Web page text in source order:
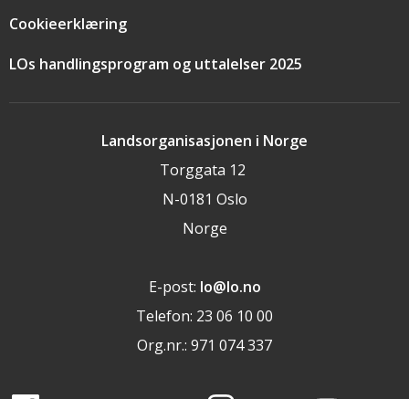
Landsorganisasjonen i Norge
Torggata 12
N-0181 Oslo
Norge
E-post: lo@lo.no
Telefon: 23 06 10 00
Org.nr.: 971 074 337
Cookieerklæring
LOs handlingsprogram og uttalelser 2025